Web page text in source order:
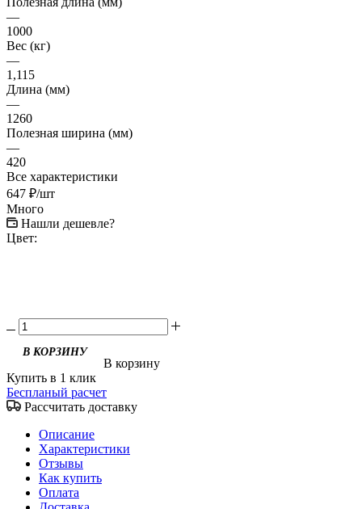
—
1000
Вес (кг)
—
1,115
Длина (мм)
—
1260
Полезная ширина (мм)
—
420
Все характеристики
647 ₽/шт
Много
Нашли дешевле?
Цвет:
В корзину
Купить в 1 клик
Беспланый расчет
Рассчитать доставку
Описание
Характеристики
Отзывы
Как купить
Оплата